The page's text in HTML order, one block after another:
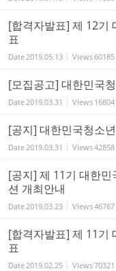
[합격자발표] 제 12기
표
Date2019.05.13 Views60185
[모집공고] 대한민국
Date2019.03.31 Views
[공지] 대한민국청소
Date2019.03.31 Views42858
[공지] 제 11기 대한
션 개최안내
Date2019.03.23 Views46767
[합격자발표] 제 11기
표
Date2019.02.25 Views70321